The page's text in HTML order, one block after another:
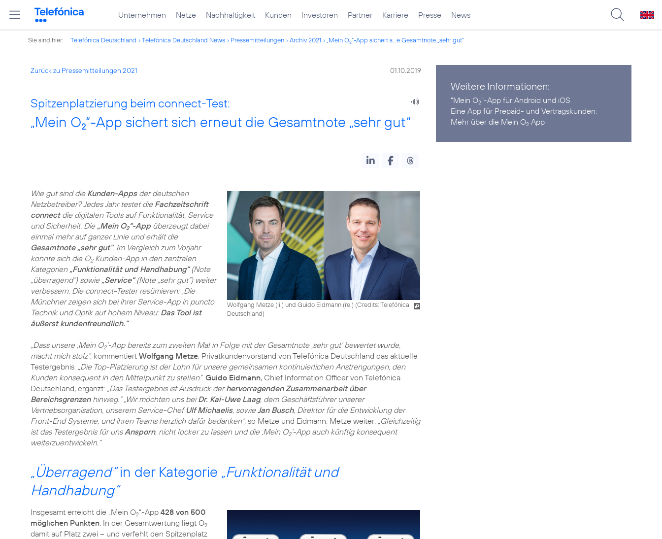
Unternehmen Netze Nachhaltigkeit Kunden Investoren Partner Karriere Presse News
Sie sind hier: Telefónica Deutschland Telefónica Deutschland News Pressemitteilungen Archiv 2021 „Mein O2“-App sichert s...e Gesamtnote „sehr gut“
Zurück zu Pressemitteilungen 2021 01.10.2019
Spitzenplatzierung beim connect-Test:
„Mein O2“-App sichert sich erneut die Gesamtnote „sehr gut“
Wolfgang Metze (li.) und Guido Eidmann (re.) (Credits: Telefónica
Deutschland)
Wie gut sind die Kunden-Appsder deutschen
Netzbetreiber? Jedes Jahr testet die Fachzeitschrift
connectdie digitalen Tools auf Funktionalität, Service
und Sicherheit. Die „Mein O2“-App überzeugt dabei
einmal mehr auf ganzer Linie und erhält die
Gesamtnote „sehr gut“. Im Vergleich zum Vorjahr
konnte sich die O2Kunden-App in den zentralen
Kategorien „Funktionalität und Handhabung“(Note
„überragend“) sowie „Service“(Note „sehr gut“) weiter
verbessern. Die connect-Tester resümieren: „Die
Münchner zeigen sich bei ihrer Service-App in puncto
Technik und Optik auf hohem Niveau: Das Tool ist
äußerst kundenfreundlich.“
„Dass unsere ‚Mein O2‘-App bereits zum zweiten Mal in Folge mit der Gesamtnote ‚sehr gut‘ bewertet wurde,
macht mich stolz“, kommentiert Wolfgang Metze, Privatkundenvorstand von Telefónica Deutschland das aktuelle
Testergebnis. „Die Top-Platzierung ist der Lohn für unsere gemeinsamen kontinuierlichen Anstrengungen, den
Kunden konsequent in den Mittelpunkt zu stellen“. Guido Eidmann, Chief Information Officer von Telefónica
Deutschland, ergänzt: „Das Testergebnis ist Ausdruck derhervorragenden Zusammenarbeit über
Bereichsgrenzenhinweg.“ „Wir möchten uns beiDr. Kai-Uwe Laag, dem Geschäftsführer unserer
Vertriebsorganisation, unserem Service-Chef Ulf Michaelis, sowieJan Busch, Direktor für die Entwicklung der
Front-End Systeme, und ihren Teams herzlich dafür bedanken“, so Metze und Eidmann. Metze weiter: „Gleichzeitig
ist das Testergebnis für unsAnsporn, nicht locker zu lassen und die ‚Mein O2‘-App auch künftig konsequent
weiterzuentwickeln.“
„Überragend“in der Kategorie „Funktionalität und
Handhabung“
Insgesamt erreicht die „Mein O2“-App 428 von 500
möglichen Punkten. In der Gesamtwertung liegt O2
damit auf Platz zwei – und verfehlt den Spitzenplatz
Weitere Informationen:
"Mein O2"-App fürAndroid und iOS
Eine App für Prepaid- und Vertragskunden:
Mehr über die Mein O2 App